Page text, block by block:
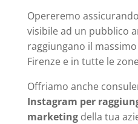
Opereremo
visibile ad un pubblico
raggiungano il
Firenze e in tutte le
Offriamo anche
Instagram per
marketingdella tua